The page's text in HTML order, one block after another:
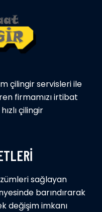
çilingir servisleri ile
firmamızı irtibat
çilingir
sağlayan
barındırarak
değişim imkanı